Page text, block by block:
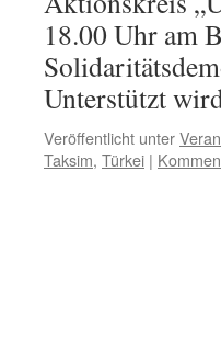
18.00 Uhr am
Unterstützt
Veröffentlicht unter
Taksim, Türkei |